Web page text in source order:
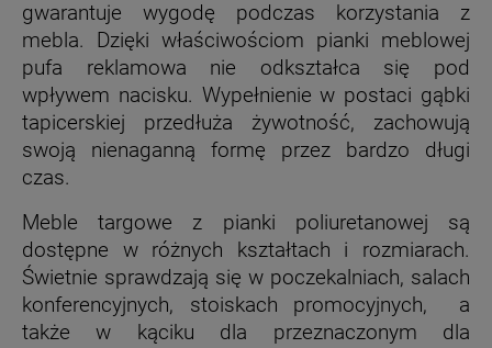
gwarantuje wygodę podczas korzystania z
mebla. Dzięki właściwościom pianki meblowej
pufa reklamowa nie odkształca się pod
wpływem nacisku. Wypełnienie w postaci gąbki
tapicerskiej przedłuża żywotność, zachowują
swoją nienaganną formę przez bardzo długi
czas.
Meble targowe z pianki poliuretanowej są
dostępne w różnych kształtach i rozmiarach.
Świetnie sprawdzają się w poczekalniach, salach
konferencyjnych, stoiskach promocyjnych, a
także w kąciku dla przeznaczonym dla